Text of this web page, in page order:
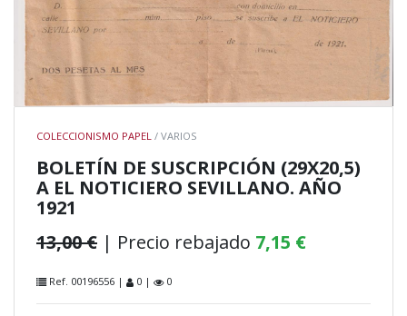
COLECCIONISMO PAPEL / VARIOS
BOLETÍN DE SUSCRIPCIÓN (29X20,5)
A EL NOTICIERO SEVILLANO. AÑO
1921
13,00 € | Precio rebajado 7,15 €
Ref. 00196556 | 0 | 0